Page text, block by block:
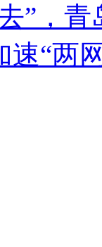
”，
“两